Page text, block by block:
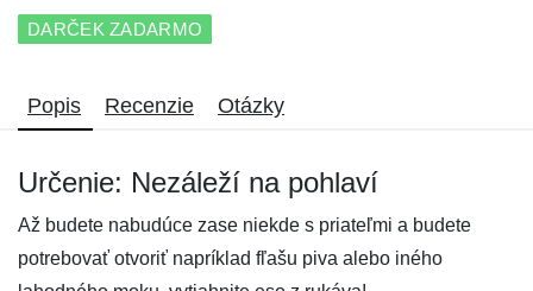
DARČEK ZADARMO
Popis Recenzie Otázky
Určenie: Nezáleží na pohlaví
Až budete nabudúce zase niekde s priateľmi a budete
potrebovať otvoriť napríklad fľašu piva alebo iného